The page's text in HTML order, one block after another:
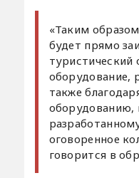
«Таким
будет прямо
туристический
оборудование,
также
оборудованию,
оговоренное
говорится в